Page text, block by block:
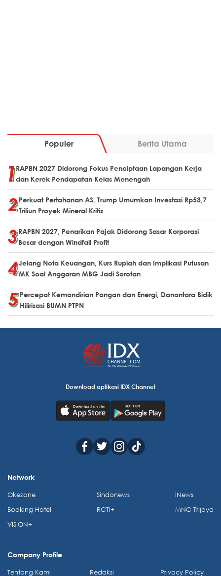
Populer Berita Utama
RAPBN 2027 Didorong Fokus Penciptaan Lapangan Kerja
dan Kerek Pendapatan Kelas Menengah
Perkuat Pertahanan AS, Trump Umumkan Investasi Rp53,7
Triliun Proyek Mineral Kritis
RAPBN 2027, Penarikan Pajak Didorong Sasar Korporasi
Besar dengan Windfall Profit
Jelang Nota Keuangan, Kurs Rupiah dan Implikasi Putusan
MK Soal Anggaran MBG Jadi Sorotan
Percepat Kemandirian Pangan dan Energi, Danantara Bidik
Hilirisasi BUMN PTPN
Download aplikasi IDX Channel
Network
Okezone
Booking Hotel
VISION+
Sindonews
RCTI+
iNews
MNC Trijaya
Company Profile
Tentang Kami Redaksi Privacy Policy